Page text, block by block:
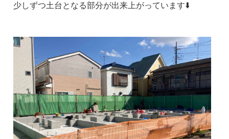
少しずつ土台となる部分が出来上がっています⬇️